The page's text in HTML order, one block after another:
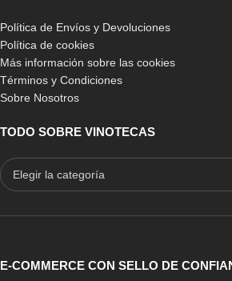
Política de Envíos y Devoluciones
Política de cookies
Más información sobre las cookies
Términos y Condiciones
Sobre Nosotros
TODO SOBRE VINOTECAS
E-COMMERCE CON SELLO DE